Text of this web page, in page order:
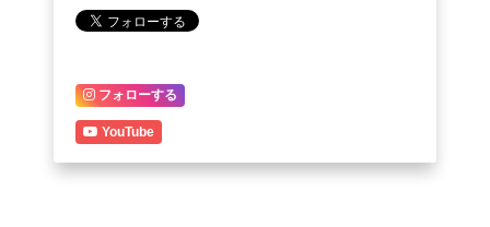
フォローする
YouTube